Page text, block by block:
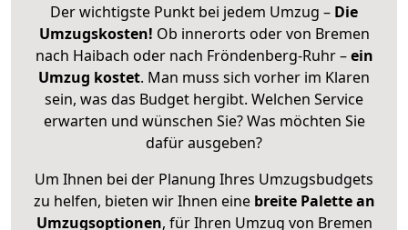
Der wichtigste Punkt bei jedem Umzug – Die
Umzugskosten! Ob innerorts oder von Bremen
nach Haibach oder nach Fröndenberg-Ruhr –ein
Umzug kostet. Man muss sich vorher im Klaren
sein, was das Budget hergibt. Welchen Service
erwarten und wünschen Sie? Was möchten Sie
dafür ausgeben?
Um Ihnen bei der Planung Ihres Umzugsbudgets
zu helfen, bieten wir Ihnen eine breite Palette an
Umzugsoptionen, für Ihren Umzug von Bremen